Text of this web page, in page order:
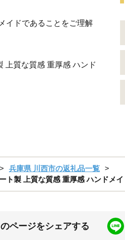
イドであることをご理解
上質な質感 重厚感 ハンド
兵庫県 川西市の返礼品一覧
製 上質な質感 重厚感 ハンドメ
ページをシェアする